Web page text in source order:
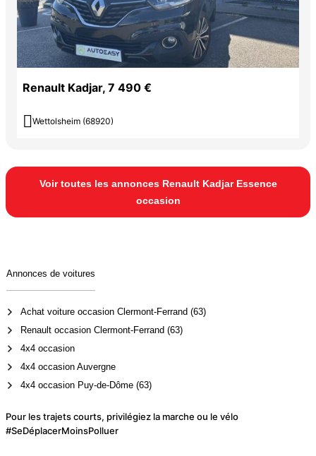
Renault Kadjar, 7 490 €
 Wettolsheim (68920)
Voir toutes les annonces Renault Kadjar Essence
occasion
Annonces de voitures
Achat voiture occasion Clermont-Ferrand (63)
Renault occasion Clermont-Ferrand (63)
4x4 occasion
4x4 occasion Auvergne
4x4 occasion Puy-de-Dôme (63)
Pour les trajets courts, privilégiez la marche ou le vélo
#SeDéplacerMoinsPolluer